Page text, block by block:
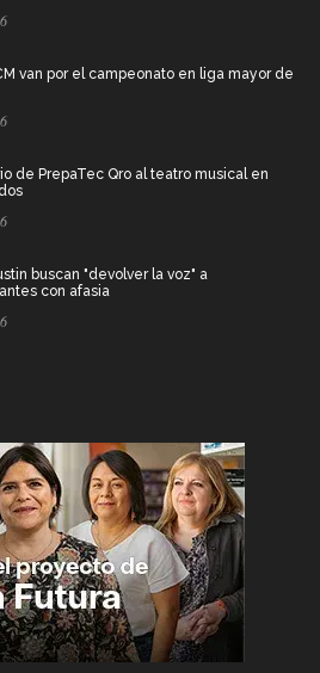
van por el campeonato en liga mayor de
de PrepaTec Qro al teatro musical en
buscan "devolver la voz" a
con afasia